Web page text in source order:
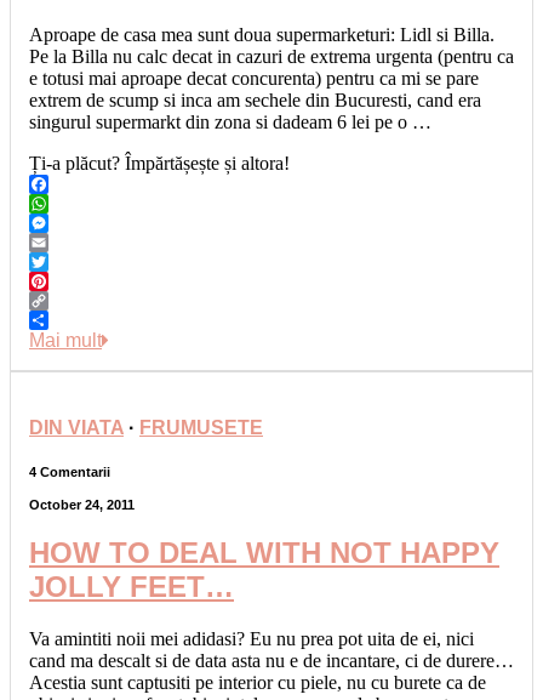
Aproape de casa mea sunt doua supermarketuri: Lidl si Billa.
Pe la Billa nu calc decat in cazuri de extrema urgenta (pentru ca
e totusi mai aproape decat concurenta) pentru ca mi se pare
extrem de scump si inca am sechele din Bucuresti, cand era
singurul supermarkt din zona si dadeam 6 lei pe o …
Ți-a plăcut? Împărtășește și altora!
Facebook
WhatsApp
Messenger
Email
Twitter
Pinterest
Copy
Link
Share
Mai mult
DIN VIATA · FRUMUSETE
4 Comentarii
October 24, 2011
HOW TO DEAL WITH NOT HAPPY
JOLLY FEET…
Va amintiti noii mei adidasi? Eu nu prea pot uita de ei, nici
cand ma descalt si de data asta nu e de incantare, ci de durere…
Acestia sunt captusiti pe interior cu piele, nu cu burete ca de